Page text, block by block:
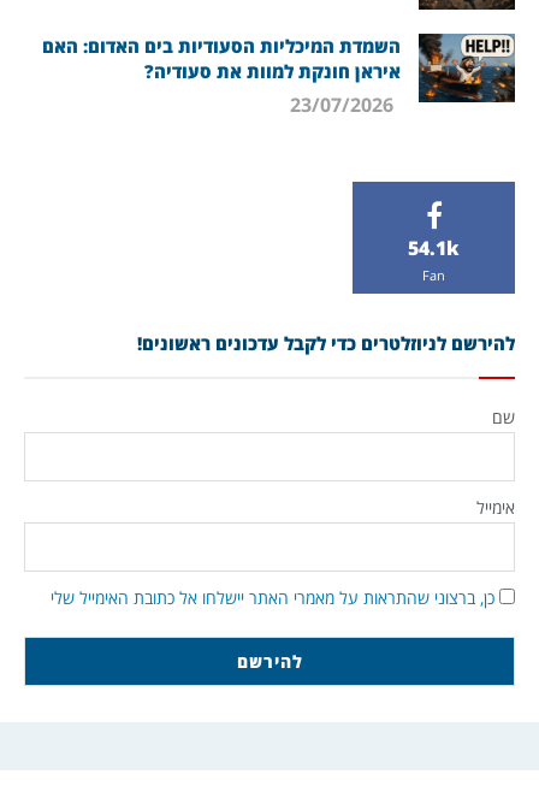
השמדת המיכליות הסעודיות בים האדום: האם
איראן חונקת למוות את סעודיה?
54.1k
Fan
להירשם לניוזלטרים כדי לקבל עדכונים ראשונים!
שם
אימייל
כן, ברצוני שהתראות על מאמרי האתר יישלחו אל כתובת האימייל שלי